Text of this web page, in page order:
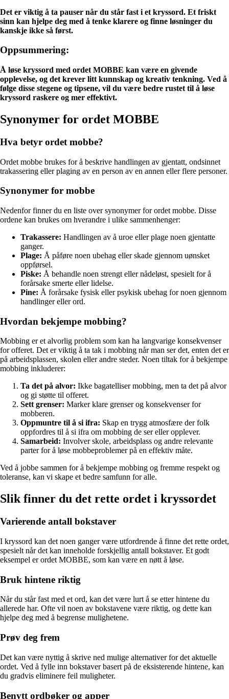
Det er viktig å ta pauser når du står fast i et kryssord. Et friskt
sinn kan hjelpe deg med å tenke klarere og finne løsninger du
kanskje ikke så først.
Oppsummering:
Å løse kryssord med ordet MOBBE kan være en givende
opplevelse, og det krever litt kunnskap og kreativ tenkning. Ved å
følge disse stegene og tipsene, vil du være bedre rustet til å løse
kryssord raskere og mer effektivt.
Synonymer for ordet MOBBE
Hva betyr ordet mobbe?
Ordet mobbe brukes for å beskrive handlingen av gjentatt, ondsinnet
trakassering eller plaging av en person av en annen eller flere personer.
Synonymer for mobbe
Nedenfor finner du en liste over synonymer for ordet mobbe. Disse
ordene kan brukes om hverandre i ulike sammenhenger:
Trakassere: Handlingen av å uroe eller plage noen gjentatte
ganger.
Plage: Å påføre noen ubehag eller skade gjennom uønsket
oppførsel.
Piske: Å behandle noen strengt eller nådeløst, spesielt for å
forårsake smerte eller lidelse.
Pine: Å forårsake fysisk eller psykisk ubehag for noen gjennom
handlinger eller ord.
Hvordan bekjempe mobbing?
Mobbing er et alvorlig problem som kan ha langvarige konsekvenser
for offeret. Det er viktig å ta tak i mobbing når man ser det, enten det er
på arbeidsplassen, skolen eller andre steder. Noen tiltak for å bekjempe
mobbing inkluderer:
Ta det på alvor: Ikke bagatelliser mobbing, men ta det på alvor
og gi støtte til offeret.
Sett grenser: Marker klare grenser og konsekvenser for
mobberen.
Oppmuntre til å si ifra: Skap en trygg atmosfære der folk
oppfordres til å si ifra om mobbing de ser eller opplever.
Samarbeid: Involver skole, arbeidsplass og andre relevante
parter for å løse mobbeproblemer på en effektiv måte.
Ved å jobbe sammen for å bekjempe mobbing og fremme respekt og
toleranse, kan vi skape et bedre samfunn for alle.
Slik finner du det rette ordet i kryssordet
Varierende antall bokstaver
I kryssord kan det noen ganger være utfordrende å finne det rette ordet,
spesielt når det kan inneholde forskjellig antall bokstaver. Et godt
eksempel er ordet MOBBE, som kan være en nøtt å løse.
Bruk hintene riktig
Når du står fast med et ord, kan det være lurt å se etter hintene du
allerede har. Ofte vil noen av bokstavene være riktig, og dette kan
hjelpe deg med å begrense mulighetene.
Prøv deg frem
Det kan være nyttig å skrive ned mulige alternativer for det aktuelle
ordet. Ved å fylle inn bokstaver basert på de eksisterende hintene, kan
du gradvis eliminere feil muligheter.
Benytt ordbøker og apper